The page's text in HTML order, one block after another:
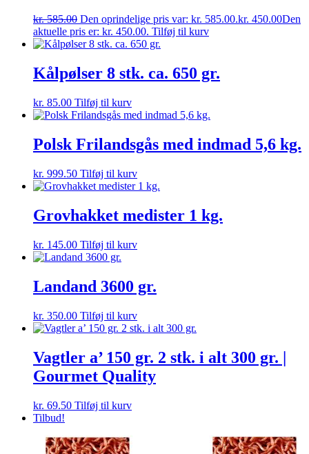
kr.585.00 Den oprindelige pris var: kr. 585.00.kr. 450.00Den
aktuelle pris er: kr. 450.00. Tilføj til kurv
Kålpølser 8 stk. ca. 650 gr.
kr. 85.00 Tilføj til kurv
Polsk Frilandsgås med indmad 5,6 kg.
kr. 999.50 Tilføj til kurv
Grovhakket medister 1 kg.
kr. 145.00 Tilføj til kurv
Landand 3600 gr.
kr. 350.00 Tilføj til kurv
Vagtler a’ 150 gr. 2 stk. i alt 300 gr. |
Gourmet Quality
kr. 69.50 Tilføj til kurv
Tilbud!